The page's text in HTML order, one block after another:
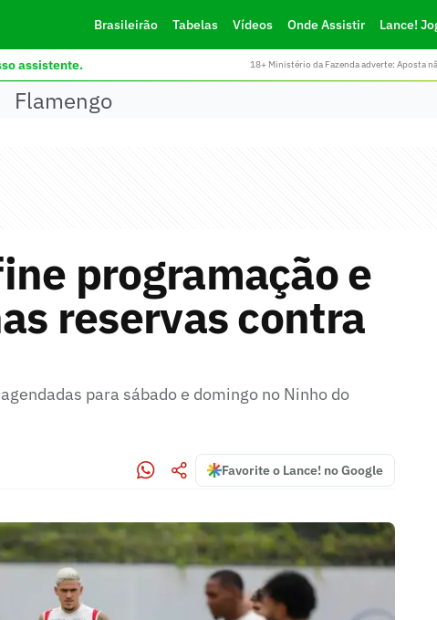
Brasileirão Tabelas Vídeos Onde Assistir Lance!
assistente. 18+ Ministério da Fazenda adverte: Aposta
Flamengo
programação e
reservas contra
para sábado e domingo no Ninho do
Favorite o Lance! no Google